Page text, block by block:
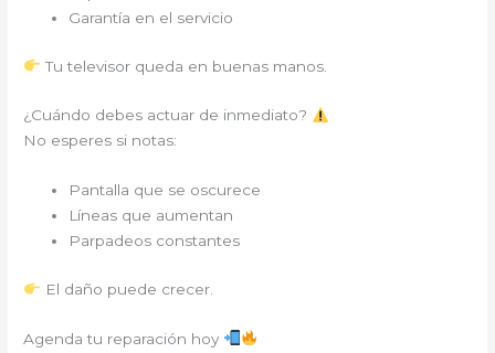
Garantía en el servicio
Tu televisor queda en buenas manos.
¿Cuándo debes actuar de inmediato?
No esperes si notas:
Pantalla que se oscurece
Líneas que aumentan
Parpadeos constantes
El daño puede crecer.
Agenda tu reparación hoy